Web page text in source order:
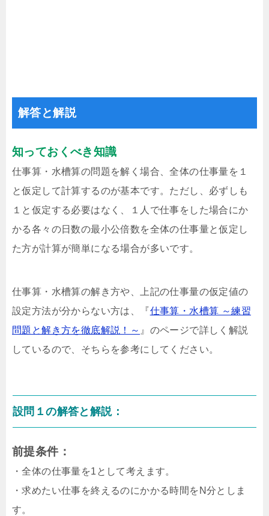
解答と解説
知っておくべき知識
仕事算・水槽算の問題を解く場合、全体の仕事量を１
と仮定して計算するのが基本です。ただし、必ずしも
１と仮定する必要はなく、１人で仕事をした場合にか
かる各々の日数の最小公倍数を全体の仕事量と仮定し
た方が計算が簡単になる場合が多いです。
仕事算・水槽算の解き方や、上記の仕事量の仮定値の
設定方法が分からない方は、『仕事算・水槽算 ～練習
問題と解き方を徹底解説！～ 』のページで詳しく解説
しているので、そちらを参考にしてください。
設問１の解答と解説：
前提条件：
・全体の仕事量を1として考えます。
・求めたい仕事を終えるのにかかる時間をN分としま
す。